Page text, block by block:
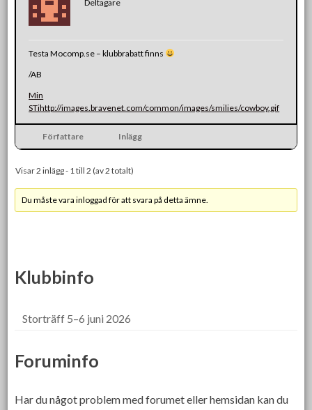
Deltagare
Testa Mocomp.se – klubbrabatt finns
/AB
Min
STihttp://images.bravenet.com/common/images/smilies/cowboy.gif
Författare Inlägg
Visar 2 inlägg - 1 till 2 (av 2 totalt)
Du måste vara inloggad för att svara på detta ämne.
Klubbinfo
Storträff 5–6 juni 2026
Foruminfo
Har du något problem med forumet eller hemsidan kan du